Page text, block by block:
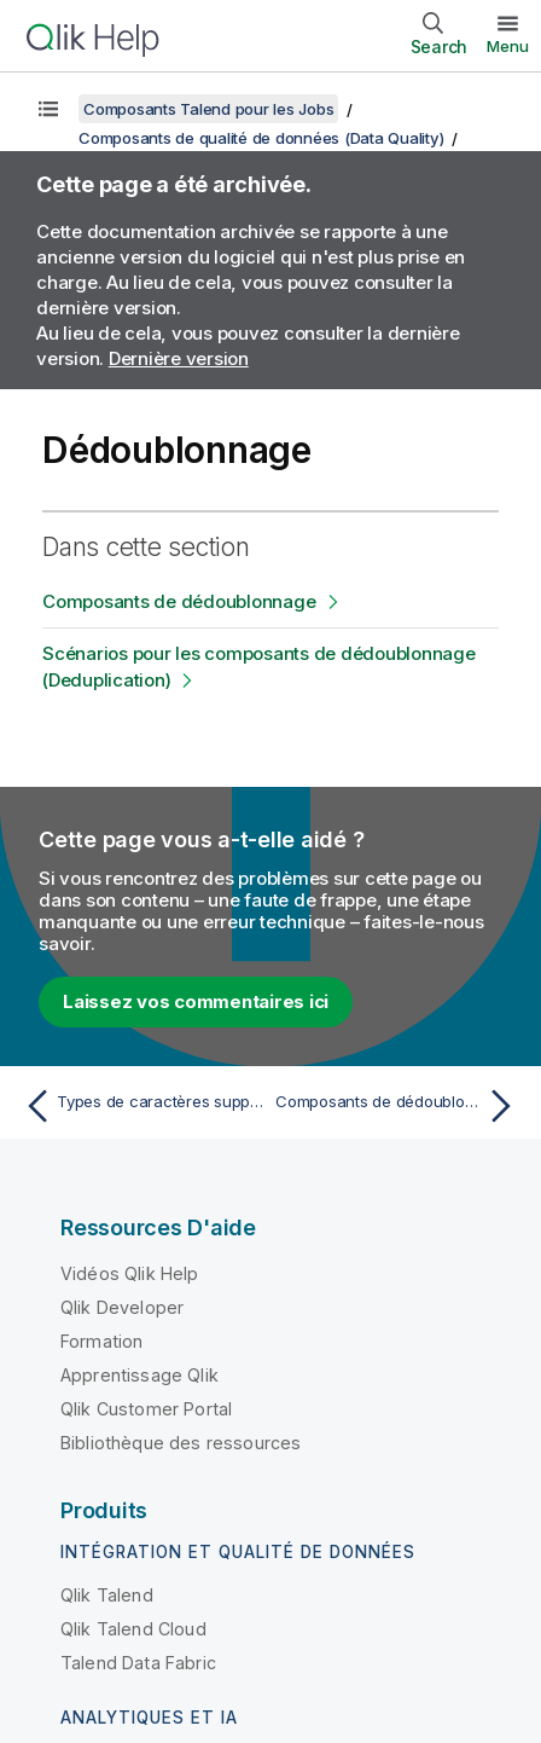
Search Menu
Composants Talend pour les Jobs
Composants de qualité de données (Data Quality)
Cette page a été archivée.
Cette documentation archivée se rapporte à une
ancienne version du logiciel qui n'est plus prise en
charge. Au lieu de cela, vous pouvez consulter la
dernière version.
Au lieu de cela, vous pouvez consulter la dernière
version. Dernière version
Dédoublonnage
Dans cette section
Composants de dédoublonnage
Scénarios pour les composants de dédoublonnage
(Deduplication)
Cette page vous a-t-elle aidé ?
Si vous rencontrez des problèmes sur cette page ou
dans son contenu – une faute de frappe, une étape
manquante ou une erreur technique – faites-le-nous
savoir.
Laissez vos commentaires ici
Types de caractères supportés dans les analyses de colonnes et les opérations de masquage Composants de dédoublonnage
Ressources D'aide
Vidéos Qlik Help
Qlik Developer
Formation
Apprentissage Qlik
Qlik Customer Portal
Bibliothèque des ressources
Produits
INTÉGRATION ET QUALITÉ DE DONNÉES
Qlik Talend
Qlik Talend Cloud
Talend Data Fabric
ANALYTIQUES ET IA